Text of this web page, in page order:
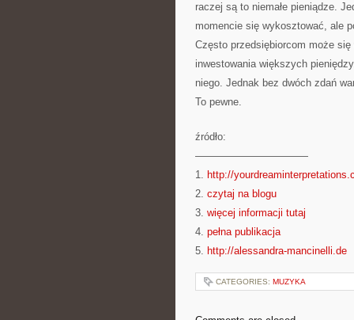
raczej są to niemałe pieniądze.
momencie się wykosztować, ale
Często przedsiębiorcom może
inwestowania większych
niego. Jednak bez dwóch zdań
To pewne.
źródło:
———————————
1. http://
2. czytaj na blogu
3. więcej informacji tutaj
4. pełna publikacja
5. http://alessandra-mancinelli.de
CATEGORIES: MUZYKA